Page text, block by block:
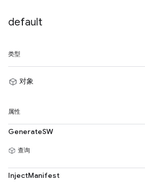
default
类型
对象
属性
GenerateSW
查询
InjectManifest